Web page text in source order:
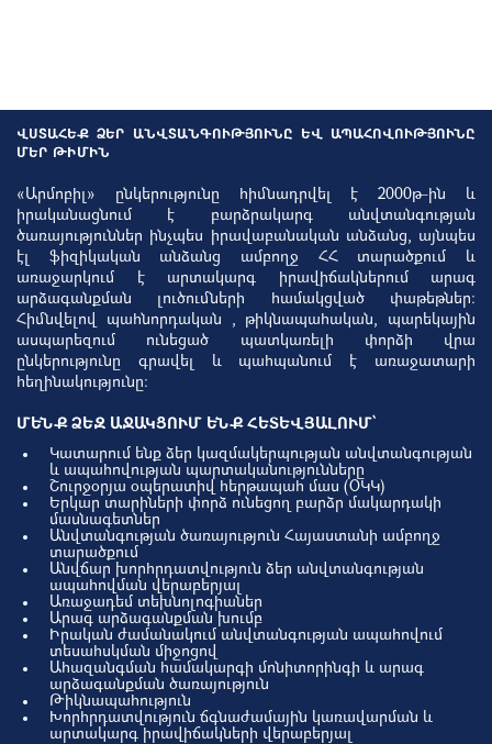
ՎՍՏԱՀԵՔ ՁԵՐ ԱՆՎՏԱՆԳՈՒԹՅՈՒՆԸ ԵՎ ԱՊԱՀՈՎՈՒԹՅՈՒՆԸ
ՄԵՐ ԹԻՄԻՆ
«Արմոբիլ» ընկերությունը հիմնադրվել է 2000թ-ին և
իրականացնում է բարձրակարգ անվտանգության
ծառայություններ ինչպես իրավաբանական անձանց, այնպես
էլ ֆիզիկական անձանց ամբողջ ՀՀ տարածքում և
առաջարկում է արտակարգ իրավիճակներում արագ
արձագանքման լուծումների համակցված փաթեթներ:
Հիմնվելով պահնորդական , թիկնապահական, պարեկային
ասպարեզում ունեցած պատկառելի փորձի վրա
ընկերությունը գրավել և պահպանում է առաջատարի
հեղինակությունը:
ՄԵՆՔ ՁԵԶ ԱՋԱԿՑՈՒՄ ԵՆՔ ՀԵՏԵՎՅԱԼՈՒՄ՝
Կատարում ենք ձեր կազմակերպության անվտանգության
և ապահովության պարտականությունները
Շուրջօրյա օպերատիվ հերթապահ մաս (ՕԿԿ)
Երկար տարիների փորձ ունեցող բարձր մակարդակի
մասնագետներ
Անվտանգության ծառայություն Հայաստանի ամբողջ
տարածքում
Անվճար խորհրդատվություն ձեր անվտանգության
ապահովման վերաբերյալ
Առաջադեմ տեխնոլոգիաներ
Արագ արձագանքման խումբ
Իրական ժամանակում անվտանգության ապահովում
տեսահսկման միջոցով
Ահազանգման համակարգի մոնիտորինգի և արագ
արձագանքման ծառայություն
Թիկնապահություն
Խորհրդատվություն ճգնաժամային կառավարման և
արտակարգ իրավիճակների վերաբերյալ